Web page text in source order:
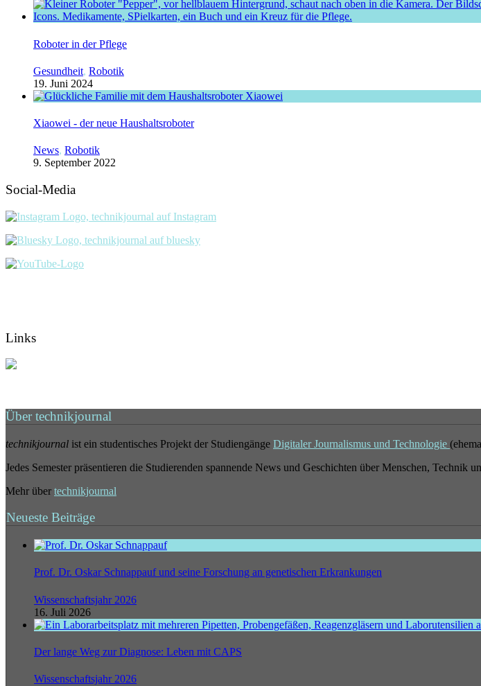
Roboter in der Pflege
Gesundheit, Robotik
19. Juni 2024
Xiaowei - der neue Haushaltsroboter
News, Robotik
9. September 2022
Social-Media
Links
Über technikjournal
technikjournal ist ein studentisches Projekt der Studiengänge Digitaler Journalismus und Technologie
Jedes Semester präsentieren die Studierenden spannende News und Geschichten über Menschen,
Mehr über technikjournal
Neueste Beiträge
Prof. Dr. Oskar Schnappauf und seine Forschung an genetischen Erkrankungen
Wissenschaftsjahr 2026
16. Juli 2026
Der lange Weg zur Diagnose: Leben mit CAPS
Wissenschaftsjahr 2026